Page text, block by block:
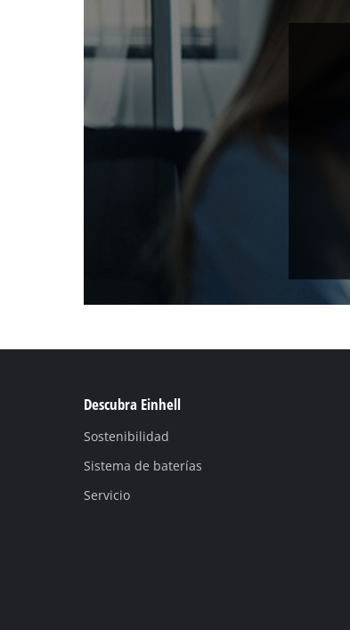
Descubra Einhell
Sostenibilidad
Sistema de baterías
Servicio